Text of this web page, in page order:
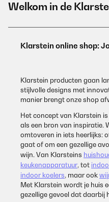
Welkom in de
Klarstein producten gaan
stijlvolle designs met
manier brengt onze shop
Het concept van Klarstein
als een bron van inspiratie.
omtoveren in iets heerlijks:
gaat of om een gezellige
wijn. Van Klarsteins
keukenapparatuur, tot
indoor koelers, maar ook
Met Klarstein wordt je huis
gezellige gevoel dat daarbij